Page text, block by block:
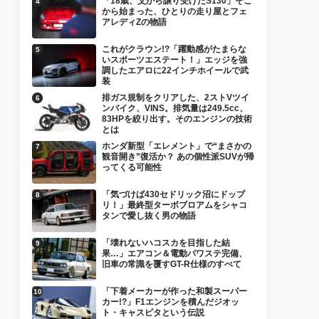
から始まった、ひとりの走り屋とフェ
アレディZの物語
これがクラウン!?「躍動感がたまらな
いスポーツエステート！」エッジを強
調したエアロに22インチホイールで武
装
排ガス規制をクリアした、2ストVツイ
ンバイク、VINS。排気量は249.5cc、
83HPを絞り出す。そのエンジンの技術
とは
ホンダ新型「エレメント」で“まさかの
観音開き”復活か？ あの個性派SUVが帰
ってくる可能性
「気づけば430セドリック沼にドップ
リ！」最終型ターボブロアムをシャコ
タンで愛し抜く男の物語
「壊れないハコスカを目指した結
果…」エアコン＆電動パワステ完備、
旧車の常識を覆すGT-R仕様のすべて
「下着メーカーが作った和製スーパー
カー!?」F1エンジンを積んだジオッ
ト・キャスピタという伝説